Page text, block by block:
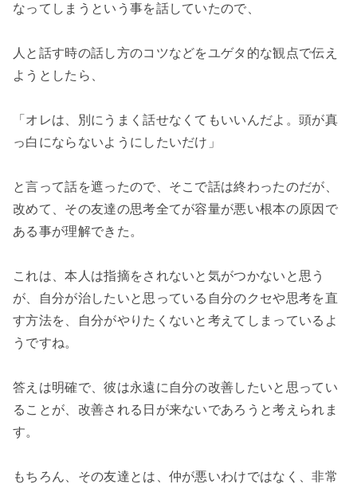
なってしまうという事を話していたので、
人と話す時の話し方のコツなどをユゲタ的な観点で伝え
ようとしたら、
「オレは、別にうまく話せなくてもいいんだよ。頭が真
っ白にならないようにしたいだけ」
と言って話を遮ったので、そこで話は終わったのだが、
改めて、その友達の思考全てが容量が悪い根本の原因で
ある事が理解できた。
これは、本人は指摘をされないと気がつかないと思う
が、自分が治したいと思っている自分のクセや思考を直
す方法を、自分がやりたくないと考えてしまっているよ
うですね。
答えは明確で、彼は永遠に自分の改善したいと思ってい
ることが、改善される日が来ないであろうと考えられま
す。
もちろん、その友達とは、仲が悪いわけではなく、非常